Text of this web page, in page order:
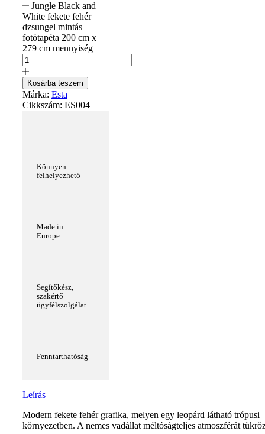
Jungle Black and
White fekete fehér
dzsungel mintás
fotótapéta 200 cm x
279 cm mennyiség
Kosárba teszem
Márka: Esta
Cikkszám: ES004
Könnyen
felhelyezhető
Made in
Europe
Segítőkész,
szakértő
ügyfélszolgálat
Fenntarthatóság
Leírás
Modern fekete fehér grafika, melyen egy leopárd látható trópusi
környezetben. A nemes vadállat méltóságteljes atmoszférát